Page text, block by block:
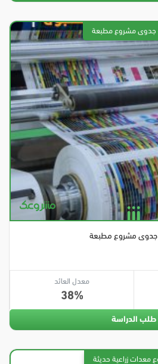
جدوى مشروع مطبعة
معدل العائد
38
طلب الدراسة